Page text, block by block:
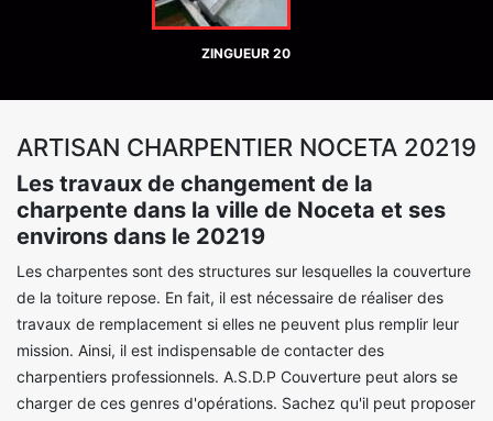
ZINGUEUR 20
ARTISAN CHARPENTIER NOCETA 20219
Les travaux de changement de la
charpente dans la ville de Noceta et ses
environs dans le 20219
Les charpentes sont des structures sur lesquelles la couverture
de la toiture repose. En fait, il est nécessaire de réaliser des
travaux de remplacement si elles ne peuvent plus remplir leur
mission. Ainsi, il est indispensable de contacter des
charpentiers professionnels. A.S.D.P Couverture peut alors se
charger de ces genres d'opérations. Sachez qu'il peut proposer